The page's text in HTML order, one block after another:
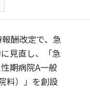
酬改定で、急
見直し、「急
期病院A一般
料）」を創設